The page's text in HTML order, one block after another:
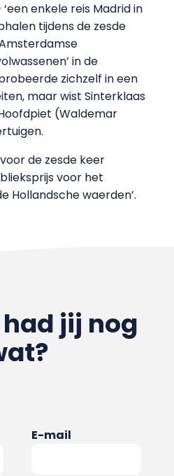
enkele reis Madrid in
tijdens de zesde
in de
zichzelf in een
maar wist Sinterklaas
(Waldemar
de zesde keer
voor het
Hollandsche waerden’.
had jij nog
E-mail